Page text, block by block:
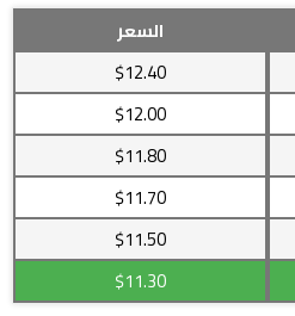
السعر
$12.40
$12.00
$11.80
$11.70
$11.50
$11.30